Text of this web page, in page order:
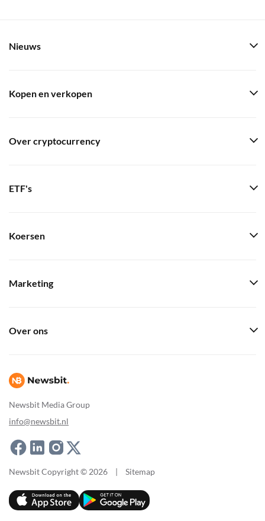
Newsbit Media Group
info@newsbit.nl
Nieuws
Kopen en verkopen
Over cryptocurrency
ETF's
Koersen
Marketing
Over ons
Newsbit Copyright © 2026 | Sitemap